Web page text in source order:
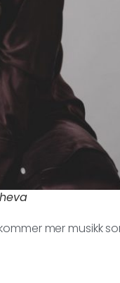
mer musikk